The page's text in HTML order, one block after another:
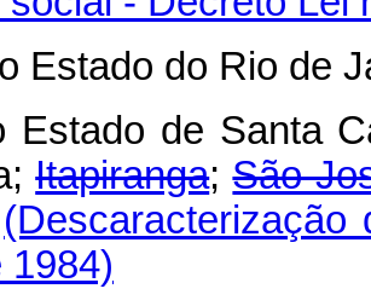
Estado do Rio de
Estado de Santa
Itapiranga;São
1984)